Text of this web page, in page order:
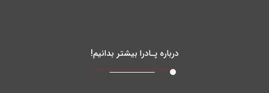
درباره پـادرا بیشتر بدانیم!